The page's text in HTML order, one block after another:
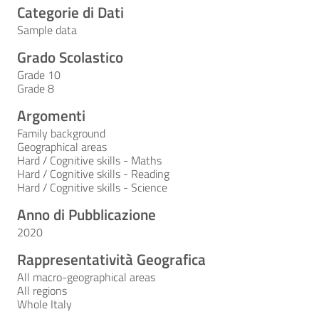
Categorie di Dati
Sample data
Grado Scolastico
Grade 10
Grade 8
Argomenti
Family background
Geographical areas
Hard / Cognitive skills - Maths
Hard / Cognitive skills - Reading
Hard / Cognitive skills - Science
Anno di Pubblicazione
2020
Rappresentatività Geografica
All macro-geographical areas
All regions
Whole Italy